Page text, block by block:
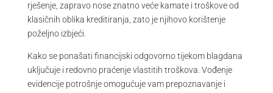
rješenje, zapravo nose znatno veće kamate i troškove od
klasičnih oblika kreditiranja, zato je njihovo korištenje
poželjno izbjeći.
Kako se ponašati financijski odgovorno tijekom blagdana
uključuje i redovno praćenje vlastitih troškova. Vođenje
evidencije potrošnje omogućuje vam prepoznavanje i